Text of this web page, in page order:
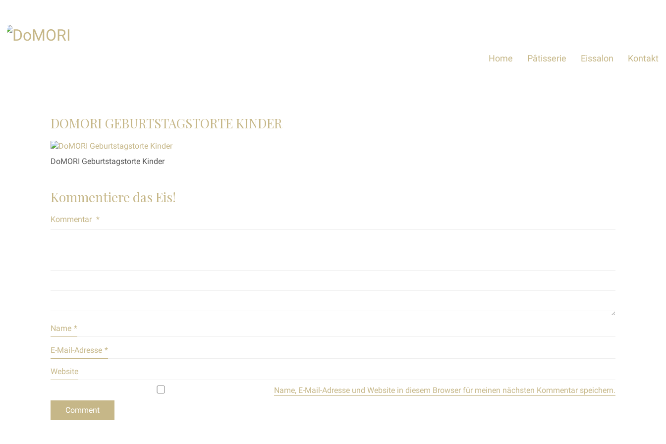
Home Pâtisserie Eissalon Kontakt
DOMORI GEBURTSTAGSTORTE KINDER
DoMORI Geburtstagstorte Kinder
Kommentiere das Eis!
Kommentar *
Name *
E-Mail-Adresse *
Website
Name, E-Mail-Adresse und Website in diesem Browser für meinen nächsten Kommentar speichern.